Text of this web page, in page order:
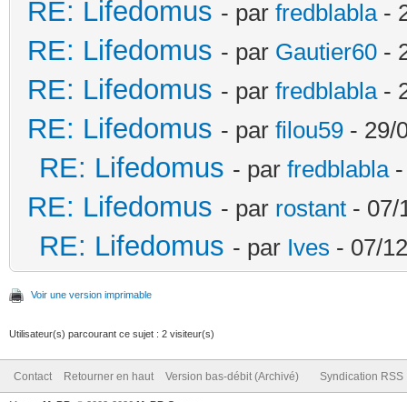
RE: Lifedomus - par fredblabla-
RE: Lifedomus - par Gautier60 -
RE: Lifedomus - par fredblabla-
RE: Lifedomus - par filou59 - 29/
RE: Lifedomus - par fredblabla-
RE: Lifedomus - par rostant - 07/
RE: Lifedomus - par Ives - 07/
Voir une version imprimable
Utilisateur(s) parcourant ce sujet : 2 visiteur(s)
Contact Retourner en haut Version bas-débit (Archivé) Syndication RSS